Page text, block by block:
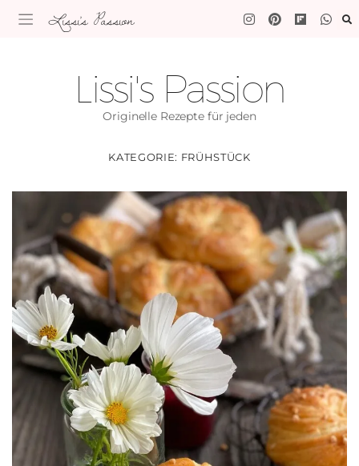
Lissi's Passion
Lissi's Passion
Originelle Rezepte für jeden
KATEGORIE: FRÜHSTÜCK